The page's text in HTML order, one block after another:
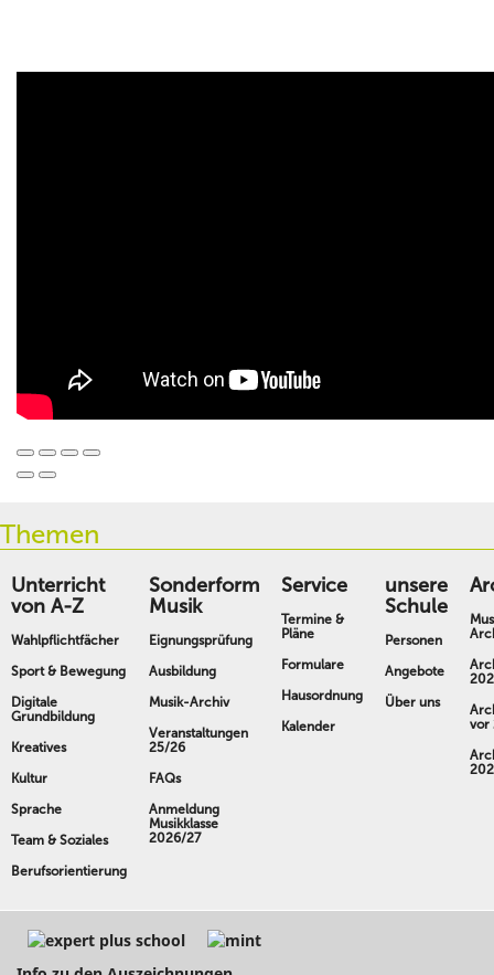
Themen
Unterricht
von A-Z
Wahlpflichtfächer
Sport & Bewegung
Digitale
Grundbildung
Kreatives
Kultur
Sprache
Team & Soziales
Berufsorientierung
Sonderform
Musik
Eignungsprüfung
Ausbildung
Musik-Archiv
Veranstaltungen
25/26
FAQs
Anmeldung
Musikklasse
2026/27
Service
Termine &
Pläne
Formulare
Hausordnung
Kalender
unsere
Schule
Personen
Angebote
Über uns
vor